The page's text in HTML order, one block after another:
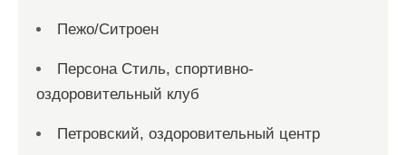
Пежо/Ситроен
Персона Стиль, спортивно-
оздоровительный клуб
Петровский, оздоровительный центр